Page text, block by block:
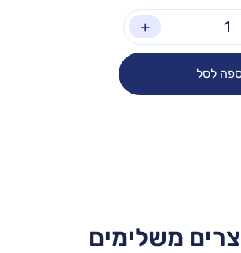
+
לסל
משלימים